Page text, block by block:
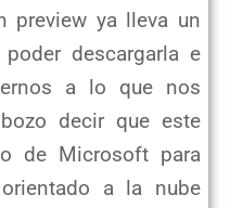
preview ya lleva un
descargarla e
a lo que nos
decir que este
de Microsoft para
a la nube